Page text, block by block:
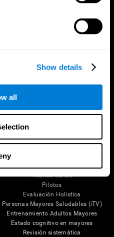
Show details
all
en
Investigación
Validación de las Terapias Digitales
Juegos de Ordenador
Adultos Sanos
Pilotos
Evaluación Holistica
Personas Mayores Saludables (iTV)
Entrenamiento Adultos Mayores
Estado cognitivo en mayores
Revisión sistemática